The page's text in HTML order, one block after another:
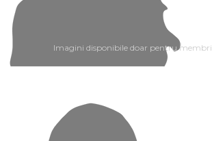
Imagini disponibile doar pentru membri